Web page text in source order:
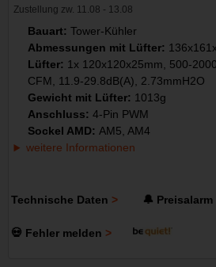
Zustellung zw. 11.08 - 13.08
Bauart: Tower-Kühler
Abmessungen mit Lüfter:
Lüfter: 1x 120x120x25mm, 500-
CFM, 11.9-29.8dB(A), 2.73mmH2O
Gewicht mit Lüfter: 1013g
Anschluss: 4-Pin PWM
Sockel AMD: AM5, AM4
weitere Informationen
Technische Daten 🔔
💀 Fehler melden